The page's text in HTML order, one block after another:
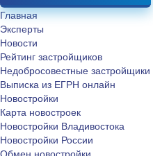
Главная
Эксперты
Новости
Рейтинг застройщиков
Недобросовестные застройщики
Выписка из ЕГРН онлайн
Новостройки
Карта новостроек
Новостройки Владивостока
Новостройки России
Обмен новостройки